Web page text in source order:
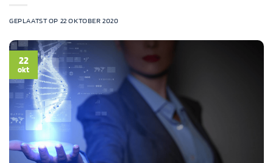
GEPLAATST OP 22 OKTOBER 2020
22
okt